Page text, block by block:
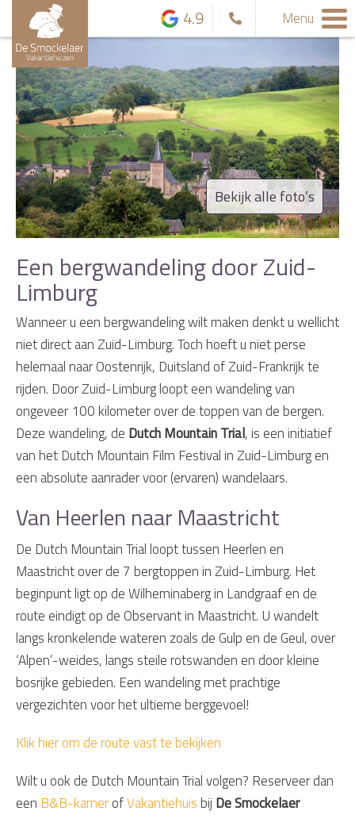
4.9 Menu
Bekijk alle foto’s
Een bergwandeling door Zuid-
Limburg
Wanneer u een bergwandeling wilt maken denkt u wellicht
niet direct aan Zuid-Limburg. Toch hoeft u niet perse
helemaal naar Oostenrijk, Duitsland of Zuid-Frankrijk te
rijden. Door Zuid-Limburg loopt een wandeling van
ongeveer 100 kilometer over de toppen van de bergen.
Deze wandeling, de Dutch Mountain Trial, is een initiatief
van het Dutch Mountain Film Festival in Zuid-Limburg en
een absolute aanrader voor (ervaren) wandelaars.
Van Heerlen naar Maastricht
De Dutch Mountain Trial loopt tussen Heerlen en
Maastricht over de 7 bergtoppen in Zuid-Limburg. Het
beginpunt ligt op de Wilheminaberg in Landgraaf en de
route eindigt op de Observant in Maastricht. U wandelt
langs kronkelende wateren zoals de Gulp en de Geul, over
‘Alpen’-weides, langs steile rotswanden en door kleine
bosrijke gebieden. Een wandeling met prachtige
vergezichten voor het ultieme berggevoel!
Klik hier om de route vast te bekijken
Wilt u ook de Dutch Mountain Trial volgen? Reserveer dan
een B&B-kamerofVakantiehuis bij De Smockelaer